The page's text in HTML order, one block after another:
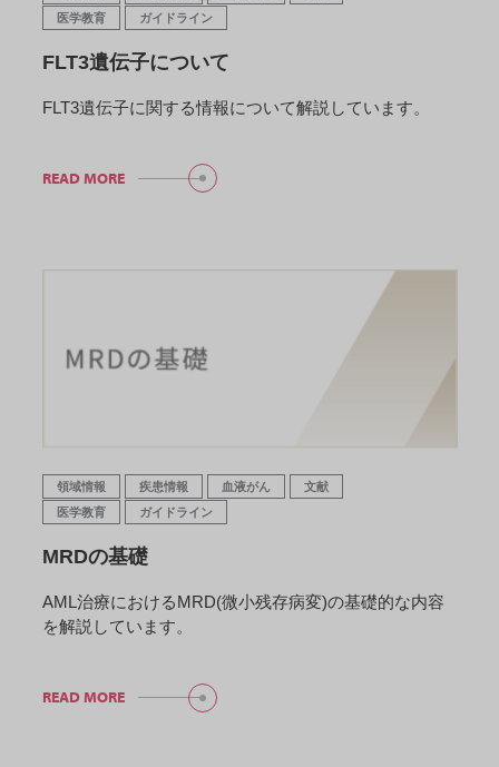
医学教育
ガイドライン
FLT3遺伝子について
FLT3遺伝子に関する情報について解説しています。
READ MORE
領域情報 疾患情報 血液がん
文献
医学教育
ガイドライン
MRDの基礎
AML治療におけるMRD(微小残存病変)の基礎的な内容
を解説しています。
READ MORE